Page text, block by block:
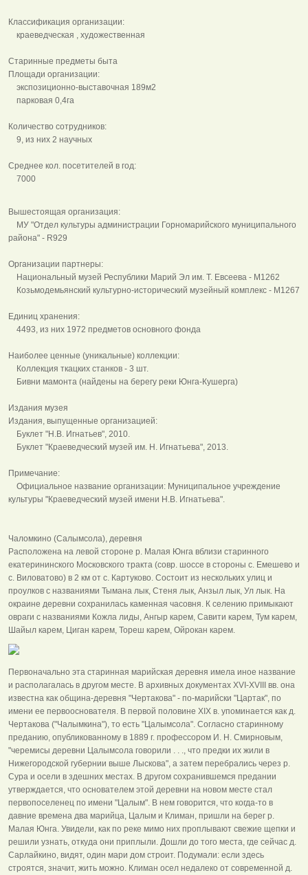
Классификация организации:
краеведческая , художественная
Старинные предметы быта
Площади организации:
экспозиционно-выставочная 189м2
парковая 0,4га
Количество сотрудников:
9, из них 2 научных
Среднее кол. посетителей в год:
7000
Вышестоящая организация:
МУ "Отдел культуры администрации Горномарийского муниципального
района" - R929
Организации партнеры:
Национальный музей Республики Марий Эл им. Т. Евсеева - M1262
Козьмодемьянский культурно-исторический музейный комплекс - M1267
Единиц хранения:
4493, из них 1972 предметов основного фонда
Наиболее ценные (уникальные) коллекции:
Коллекция ткацких станков - 3 шт.
Бивни мамонта (найдены на берегу реки Юнга-Кушерга)
Издания музея
Издания, выпущенные организацией:
Буклет "Н.В. Игнатьев", 2010.
Буклет "Краеведческий музей им. Н. Игнатьева", 2013.
Примечание:
Официальное название организации: Муниципальное учреждение
культуры "Краеведческий музей имени Н.В. Игнатьева".
Чаломкино (Салымсола), деревня
Расположена на левой стороне р. Малая Юнга вблизи старинного
екатерининского Московского тракта (совр. шоссе в стороны с. Емешево и
с. Виловатово) в 2 км от с. Картуково. Состоит из нескольких улиц и
проулков с названиями Тымана лык, Стеня лык, Анзыл лык, Ул лык. На
окраине деревни сохранилась каменная часовня. К селению примыкают
овраги с названиями Кожла лиды, Ангыр карем, Савити карем, Тум карем,
Шайыл карем, Циган карем, Тореш карем, Ойрокан карем.
Первоначально эта старинная марийская деревня имела иное название
и располагалась в другом месте. В архивных документах XVI-XVIII вв. она
известна как община-деревня "Чертакова" - по-марийски "Цартак", по
имени ее первооснователя. В первой половине XIX в. упоминается как д.
Чертакова ("Чалымкина"), то есть "Цалымсола". Согласно старинному
преданию, опубликованному в 1889 г. профессором И. Н. Смирновым,
"черемисы деревни Цалымсола говорили . . ., что предки их жили в
Нижегородской губернии выше Лыскова", а затем перебрались через р.
Сура и осели в здешних местах. В другом сохранившемся предании
утверждается, что основателем этой деревни на новом месте стал
первопоселенец по имени "Цалым". В нем говорится, что когда-то в
давние времена два марийца, Цалым и Климан, пришли на берег р.
Малая Юнга. Увидели, как по реке мимо них проплывают свежие щепки и
решили узнать, откуда они приплыли. Дошли до того места, где сейчас д.
Сарлайкино, видят, один мари дом строит. Подумали: если здесь
строятся, значит, жить можно. Климан осел недалеко от современной д.